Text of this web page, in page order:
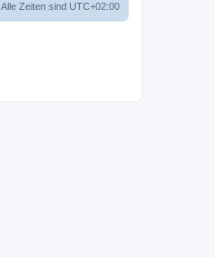
Alle Zeiten sind UTC+02:00